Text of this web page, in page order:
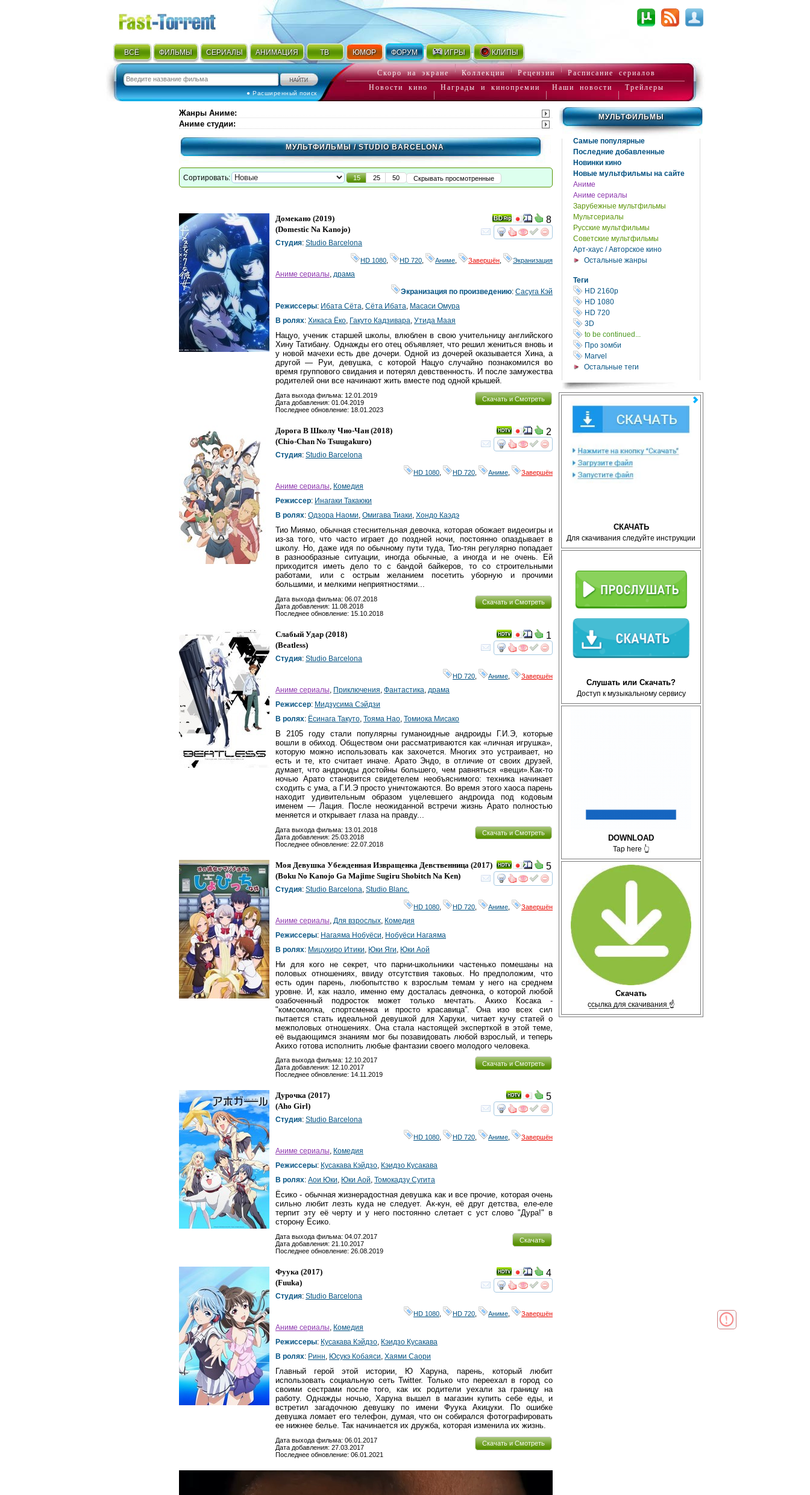
ВСЁ ФИЛЬМЫ СЕРИАЛЫ АНИМАЦИЯ ТВ ЮМОР ФОРУМ ИГРЫ КЛИПЫ
● Расширенный поиск
Скоро на экране Коллекции Рецензии
Расписание сериалов
Новости кино
Награды и кинопремии Наши новости Трейлеры
МУЛЬТФИЛЬМЫ
Самые популярные
Последние добавленные
Новинки кино
Новые мультфильмы на сайте
Аниме
Аниме сериалы
Зарубежные мультфильмы
Мультсериалы
Русские мультфильмы
Советские мультфильмы
Арт-хаус / Авторское кино
Остальные жанры
Теги
HD 2160р
HD 1080
HD 720
3D
to be continued...
Про зомби
Marvel
Остальные теги
СКАЧАТЬ
Для скачивания следуйте инструкции
Слушать или Скачать?
Доступ к музыкальному сервису
DOWNLOAD
Tap here 👆
Скачать
с̲с̲ы̲л̲к̲а̲ ̲д̲л̲я̲ ̲с̲к̲а̲ч̲и̲в̲а̲н̲и̲я̲ ☝
Жанры Аниме:
Аниме студии:
МУЛЬТФИЛЬМЫ/ STUDIO BARCELONA
Сортировать: 15 25 50 Скрывать просмотренные
смотретьинтересует
8
Домекано (2019)
(Domestic Na Kanojo)
Студия: Studio Barcelona
HD 1080 HD 720 Аниме Завершён Экранизация
Аниме сериалы, драма
Экранизация по произведению: Сасуга Кэй
Режиссеры: Ибата Сёта, Сёта Ибата, Масаси Омура
В ролях: Хикаса Ёко, Гакуто Кадзивара, Утида Маая
Нацуо, ученик старшей школы, влюблен в свою учительницу английского
Хину Татибану. Однажды его отец объявляет, что решил жениться вновь и
у новой мачехи есть две дочери. Одной из дочерей оказывается Хина, а
другой — Руи, девушка, с которой Нацуо случайно познакомился во
время группового свидания и потерял девственность. И после замужества
родителей они все начинают жить вместе под одной крышей.
Скачать и Смотреть
Дата выхода фильма: 12.01.2019
Дата добавления: 01.04.2019
Последнее обновление: 18.01.2023
смотретьинтересует
2
Дорога В Школу Чио-Чан (2018)
(Chio-Chan No Tsuugakuro)
Студия: Studio Barcelona
HD 1080 HD 720 Аниме Завершён
Аниме сериалы, Комедия
Режиссер: Инагаки Такаюки
В ролях: Одзора Наоми, Омигава Тиаки, Хондо Каэдэ
Тио Миямо, обычная стеснительная девочка, которая обожает видеоигры и
из-за того, что часто играет до поздней ночи, постоянно опаздывает в
школу. Но, даже идя по обычному пути туда, Тио-тян регулярно попадает
в разнообразные ситуации, иногда обычные, а иногда и не очень. Ей
приходится иметь дело то с бандой байкеров, то со строительными
работами, или с острым желанием посетить уборную и прочими
большими, и мелкими неприятностями...
Скачать и Смотреть
Дата выхода фильма: 06.07.2018
Дата добавления: 11.08.2018
Последнее обновление: 15.10.2018
смотретьинтересует
1
Слабый Удар (2018)
(Beatless)
Студия: Studio Barcelona
HD 720 Аниме Завершён
Аниме сериалы, Приключения, Фантастика, драма
Режиссер: Мидзусима Сэйдзи
В ролях: Ёсинага Такуто, Тояма Нао, Томиока Мисако
В 2105 году стали популярны гуманоидные андроиды Г.И.Э, которые
вошли в обиход. Обществом они рассматриваются как «личная игрушка»,
которую можно использовать как захочется. Многих это устраивает, но
есть и те, кто считает иначе. Арато Эндо, в отличие от своих друзей,
думает, что андроиды достойны большего, чем равняться «вещи».Как-то
ночью Арато становится свидетелем необъяснимого: техника начинает
сходить с ума, а Г.И.Э просто уничтожаются. Во время этого хаоса парень
находит удивительным образом уцелевшего андроида под кодовым
именем — Лация. После неожиданной встречи жизнь Арато полностью
меняется и открывает глаза на правду...
Скачать и Смотреть
Дата выхода фильма: 13.01.2018
Дата добавления: 25.03.2018
Последнее обновление: 22.07.2018
смотретьинтересует
5
Моя Девушка Убежденная Извращенка Девственница (2017)
(Boku No Kanojo Ga Majime Sugiru Shobitch Na Ken)
Студия: Studio Barcelona Studio Blanc.
HD 1080 HD 720 Аниме Завершён
Аниме сериалы Для взрослых Комедия
Режиссеры: Нагаяма Нобуёси Нобуёси Нагаяма
В ролях: Мицухиро Итики Юки Яги Юки Аой
Ни для кого не секрет, что парни-школьники частенько помешаны на
половых отношениях, ввиду отсутствия таковых. Но предположим, что
есть один парень, любопытство к взрослым темам у него на среднем
уровне. И, как назло, именно ему досталась девчонка, о которой любой
озабоченный подросток может только мечтать. Акихо Косака -
"комсомолка, спортсменка и просто красавица”. Она изо всех сил
пытается стать идеальной девушкой для Харуки, читает кучу статей о
межполовых отношениях. Она стала настоящей эксперткой в этой теме,
её выдающимся знаниям мог бы позавидовать любой взрослый, и теперь
Акихо готова исполнить любые фантазии своего молодого человека.
Скачать и Смотреть
Дата выхода фильма: 12.10.2017
Дата добавления: 12.10.2017
Последнее обновление: 14.11.2019
смотретьинтересует
5
Дурочка (2017)
(Aho Girl)
Студия: Studio Barcelona
HD 1080, HD 720, Аниме, Завершён
Аниме сериалы, Комедия
Режиссеры: Кусакава Кэйдзо, Кэидзо Кусакава
В ролях: Аои Юки, Юки Аой, Томокадзу Сугита
Ёсико - обычная жизнерадостная девушка как и все прочие, которая очень
сильно любит лезть куда не следует. Ак-кун, её друг детства, еле-еле
терпит эту её черту и у него постоянно слетает с уст слово "Дура!" в
сторону Ёсико.
Скачать
Дата выхода фильма: 04.07.2017
Дата добавления: 21.10.2017
Последнее обновление: 26.08.2019
смотретьинтересует
4
Фуука (2017)
(Fuuka)
Студия: Studio Barcelona
HD 1080 HD 720 Аниме Завершён
Аниме сериалы, Комедия
Режиссеры: Кусакава Кэйдзо, Кэидзо Кусакава
В ролях: Ринн, Юсукэ Кобаяси, Хаями Саори
Главный герой этой истории, Ю Харуна, парень, который любит
использовать социальную сеть Twitter. Только что переехал в город со
своими сестрами после того, как их родители уехали за границу на
работу. Однажды ночью, Харуна вышел в магазин купить себе еды, и
встретил загадочною девушку по имени Фуука Акицуки. По ошибке
девушка ломает его телефон, думая, что он собирался фотографировать
ее нижнее белье. Так начинается их дружба, которая изменила их жизнь.
Скачать и Смотреть
Дата выхода фильма: 06.01.2017
Дата добавления: 27.03.2017
Последнее обновление: 06.01.2021